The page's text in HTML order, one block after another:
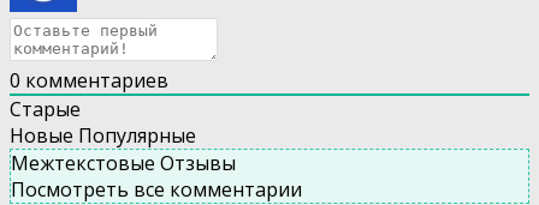
0 комментариев
Старые
Новые Популярные
Межтекстовые Отзывы
Посмотреть все комментарии